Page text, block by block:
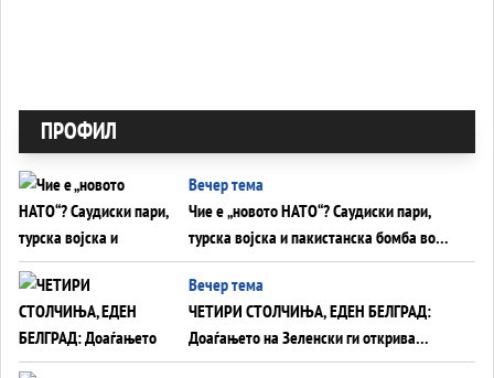
ПРОФИЛ
Вечер тема
Чие е „новото НАТО“? Саудиски пари,
турска војска и пакистанска бомба во
служба на Америка - или ќе стане
сувишна?
Вечер тема
ЧЕТИРИ СТОЛЧИЊА, ЕДЕН БЕЛГРАД:
Доаѓањето на Зеленски ги открива
тајните на политиката на балансирање